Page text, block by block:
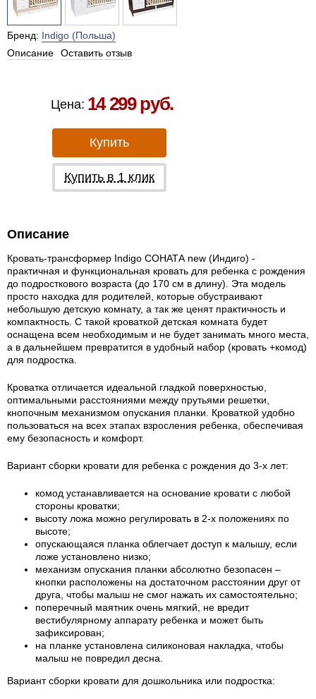
Бренд: Indigo (Польша)
Описание
Оставить отзыв
Цена: 14 299 руб.
Купить
Купить в 1 клик
Описание
Кровать-трансформер Indigo СОНАТА new (Индиго) -
практичная и функциональная кровать для ребенка с рождения
до подросткового возраста (до 170 см в длину). Эта модель
просто находка для родителей, которые обустраивают
небольшую детскую комнату, а так же ценят практичность и
компактность. С такой кроваткой детская комната будет
оснащена всем необходимым и не будет занимать много места,
а в дальнейшем превратится в удобный набор (кровать +комод)
для подростка.
Кроватка отличается идеальной гладкой поверхностью,
оптимальными расстояниями между прутьями решетки,
кнопочным механизмом опускания планки. Кроваткой удобно
пользоваться на всех этапах взросления ребенка, обеспечивая
ему безопасность и комфорт.
Вариант сборки кровати для ребенка с рождения до 3-х лет:
комод устанавливается на основание кровати с любой
стороны кроватки;
высоту ложа можно регулировать в 2-х положениях по
высоте;
опускающаяся планка облегчает доступ к малышу, если
ложе установлено низко;
механизм опускания планки абсолютно безопасен –
кнопки расположены на достаточном расстоянии друг от
друга, чтобы малыш не смог нажать их самостоятельно;
поперечный маятник очень мягкий, не вредит
вестибулярному аппарату ребенка и может быть
зафиксирован;
на планке установлена силиконовая накладка, чтобы
малыш не повредил десна.
Вариант сборки кровати для дошкольника или подростка: